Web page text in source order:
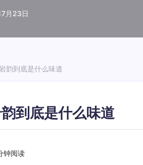
年7月24日
年7月23日
年7月22日
年7月21日
年7月20日
年7月19日
年7月24日
月23日
日
日
日
日
日
日
日
日
日
日
韵到底是什么味道
到底是什么味道
钟阅读